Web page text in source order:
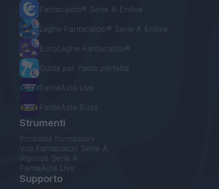
Fantacalcio® Serie A Enilive
Leghe Fantacalcio® Serie A Enilive
EuroLeghe Fantacalcio®
Guida per l'asta perfetta
FantaAsta Live
FantaAsta Buzz
Strumenti
Probabili formazioni
Voti Fantacalcio Serie A
Rigoristi Serie A
FantaAsta Live
Supporto